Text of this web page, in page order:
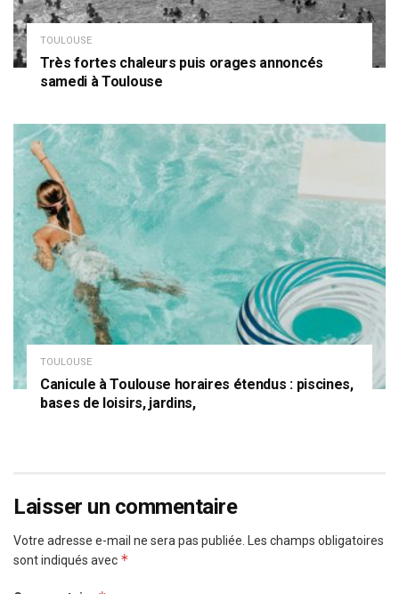
TOULOUSE
Très fortes chaleurs puis orages annoncés
samedi à Toulouse
TOULOUSE
Canicule à Toulouse horaires étendus : piscines,
bases de loisirs, jardins,
Laisser un commentaire
Votre adresse e-mail ne sera pas publiée. Les champs obligatoires
sont indiqués avec *